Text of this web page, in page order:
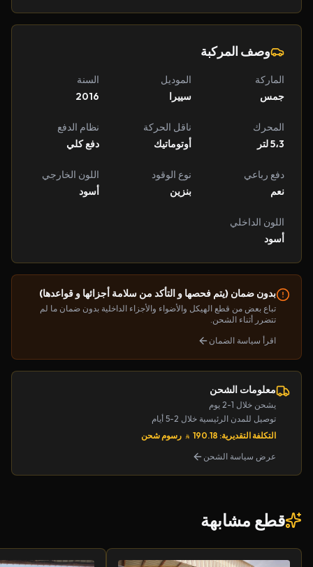
وصف المركبة
الماركة
جمس
الموديل
سييرا
السنة
2016
المحرك
5،3 لتر
ناقل الحركة
أوتوماتيك
نظام الدفع
دفع كلي
دفع رباعي
نعم
نوع الوقود
بنزين
اللون الخارجي
أسود
اللون الداخلي
أسود
بدون ضمان (يتم فحصها و التأكد من سلامة أجزائها و قواعدها)
تباع بعض من قطع الهيكل والأضواء والأجزاء الداخلية بدون ضمان ما لم
تتضرر أثناء الشحن.
اقرأ سياسة الضمان
معلومات الشحن
يشحن خلال 1-2 يوم
توصيل للمدن الرئيسية خلال 2-5 أيام
التكلفة التقديرية: 190.18
رسوم شحن
عرض سياسة الشحن
قطع مشابهة